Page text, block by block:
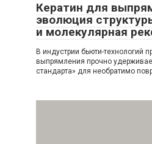
Кератин для
эволюция
и молекулярная
В индустрии бьюти-технологий
выпрямления прочно
стандарта» для необратимо